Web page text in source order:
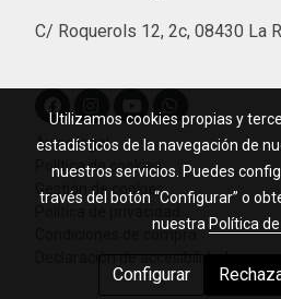
C/ Roquerols 12, 2c, 08430 La
Aviso legal
Política de cookies
Gestión de cookies
Condiciones de compra
Utilizamos cookies propias y
estadísticos de la navegación de
nuestros servicios. Puedes
través del botón “Configurar” o
nuestra Política
Configurar